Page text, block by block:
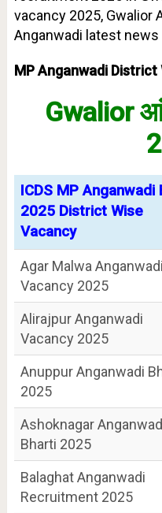
vacancy 2025, Gwalior
Anganwadi latest news
MP Anganwadi
Gwalior
ICDS MP Anganwadi
2025 District Wise
Vacancy
Agar Malwa Anganwadi
Vacancy 2025
Alirajpur Anganwadi
Vacancy 2025
Anuppur Anganwadi
2025
Ashoknagar
Bharti 2025
Balaghat Anganwadi
Recruitment 2025